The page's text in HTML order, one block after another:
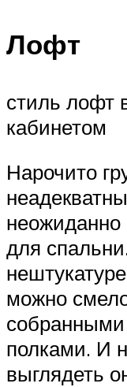
Лофт
стиль лофт
кабинетом
Нарочито
для
можно
полками. И
выглядеть